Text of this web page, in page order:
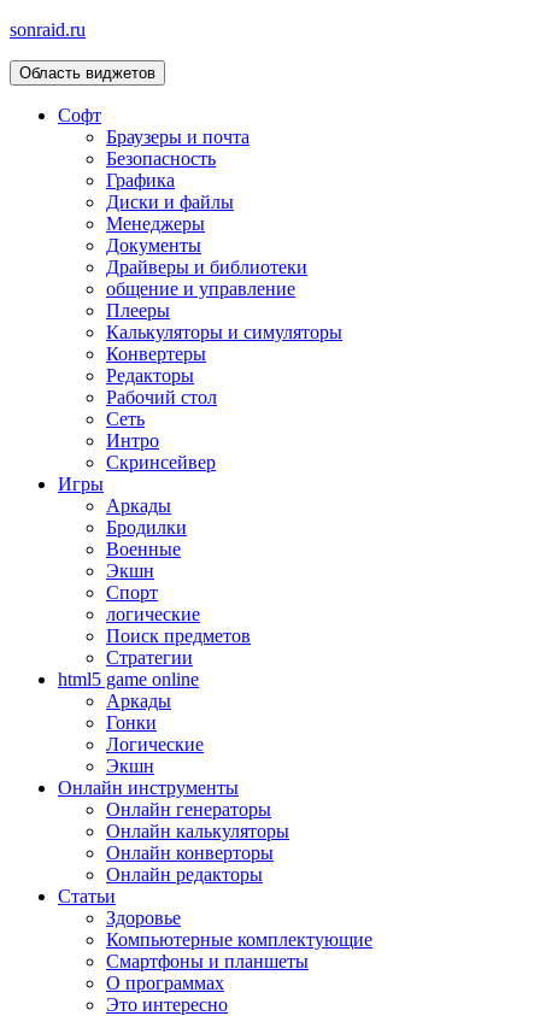
sonraid.ru
Скачивай программы, мини игры
Область виджетов
Софт
Браузеры и почта
Безопасность
Графика
Диски и файлы
Менеджеры
Документы
Драйверы и библиотеки
общение и управление
Плееры
Калькуляторы и симуляторы
Конвертеры
Редакторы
Рабочий стол
Сеть
Интро
Скринсейвер
Игры
Аркады
Бродилки
Военные
Экшн
Спорт
логические
Поиск предметов
Стратегии
html5 game online
Аркады
Гонки
Логические
Экшн
Онлайн инструменты
Онлайн генераторы
Онлайн калькуляторы
Онлайн конверторы
Онлайн редакторы
Статьи
Здоровье
Компьютерные комплектующие
Смартфоны и планшеты
О программах
Это интересно